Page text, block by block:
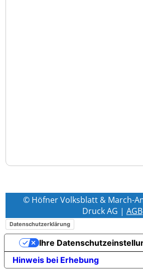
© Höfner Volksblatt & March-
Druck AG | AGB
Datenschutzerklärung
Hinweis bei Erhebung
Ihre